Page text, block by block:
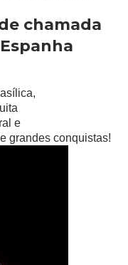
chamada
e
grandes conquistas!